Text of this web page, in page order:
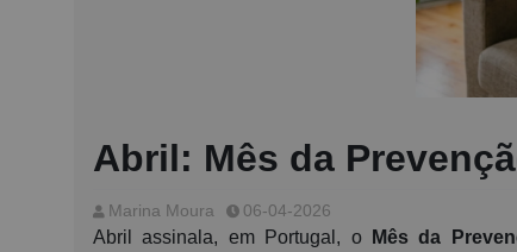
Abril: Mês da
Marina Moura 06-04-2026
Abril assinala, em Portugal, o Mês da